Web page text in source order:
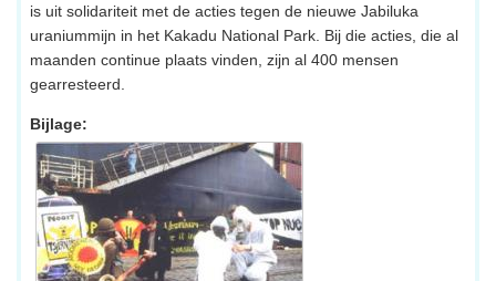
is uit solidariteit met de acties tegen de nieuwe Jabiluka
uraniummijn in het Kakadu National Park. Bij die acties, die al
maanden continue plaats vinden, zijn al 400 mensen
gearresteerd.
Bijlage: